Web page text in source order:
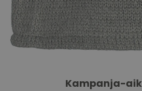
Kampanja-